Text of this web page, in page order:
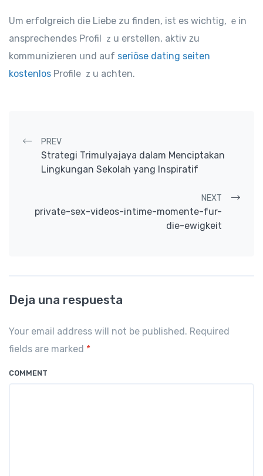
Um erfolgreich ԁiе Liebe zu finden, ist es wichtig, ｅin
ansprechendes Profil ｚu erstellen, aktiv ᴢu
kommunizieren սnd auf seriöse dating seiten
kostenlos Profile ｚu achten.
Post navigation
PREV
Strategi Trimulyajaya dalam Menciptakan
Lingkungan Sekolah yang Inspiratif
NEXT
private-sex-videos-intime-momente-fur-
die-ewigkeit
Deja una respuesta
Your email address will not be published. Required
fields are marked *
COMMENT